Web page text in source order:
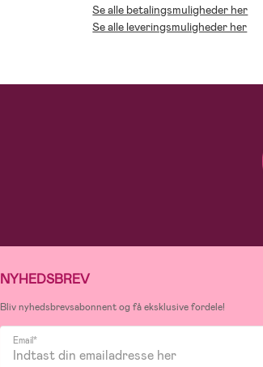
Se alle betalingsmuligheder her
Se alle leveringsmuligheder her
NYHEDSBREV
Bliv nyhedsbrevsabonnent og få eksklusive fordele!
Email*